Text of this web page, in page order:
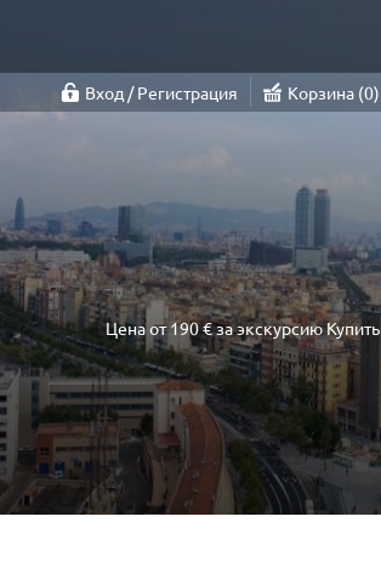
Вход / Регистрация Корзина 0
Цена от190 €за экскурсиюКупить